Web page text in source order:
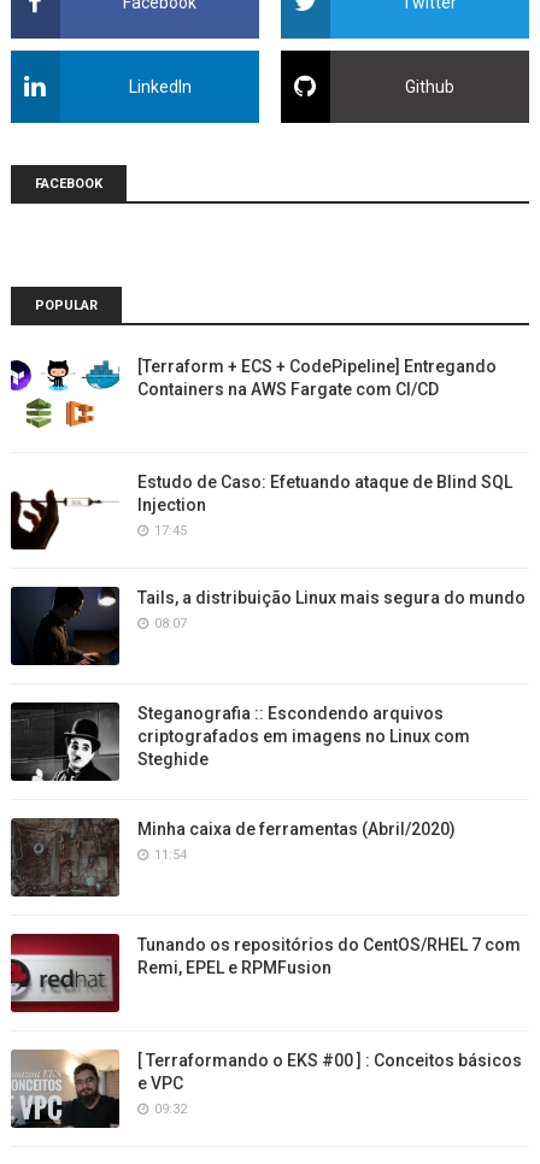
LinkedIn Github
FACEBOOK
POPULAR
[Terraform + ECS + CodePipeline] Entregando
Containers na AWS Fargate com CI/CD
Estudo de Caso: Efetuando ataque de Blind SQL
Injection
17:45
Tails, a distribuição Linux mais segura do mundo
08:07
Steganografia :: Escondendo arquivos
criptografados em imagens no Linux com
Steghide
Minha caixa de ferramentas (Abril/2020)
11:54
Tunando os repositórios do CentOS/RHEL 7 com
Remi, EPEL e RPMFusion
[ Terraformando o EKS #00 ] : Conceitos básicos
e VPC
09:32